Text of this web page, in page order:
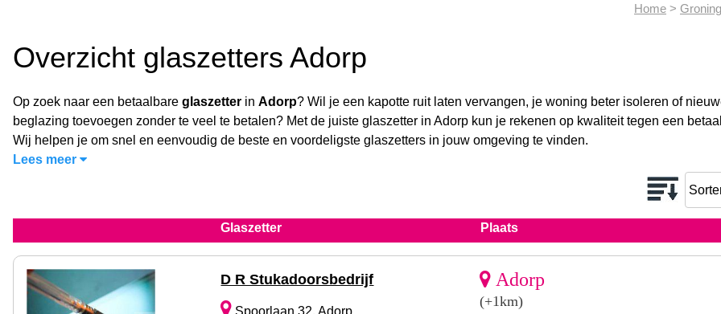
Home >
Overzicht glaszetters Adorp
Op zoek naar een betaalbare glaszetter in Adorp? Wil je een kapotte ruit laten vervangen, je woning beter isoleren of
beglazing toevoegen zonder te veel te betalen? Met de juiste glaszetter in Adorp kun je rekenen op kwaliteit tegen een
Wij helpen je om snel en eenvoudig de beste en voordeligste glaszetters in jouw omgeving te vinden.
Lees meer
Glaszetter Plaats
D R Stukadoorsbedrijf
Spoorlaan 32, Adorp
Adorp
(+1km)